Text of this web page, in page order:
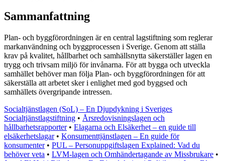
Sammanfattning
Plan- och byggförordningen är en central lagstiftning som reglerar
markanvändning och byggprocessen i Sverige. Genom att ställa
krav på kvalitet, hållbarhet och samhällsnytta säkerställer lagen en
trygg och trivsam miljö för invånarna. För att bygga och utveckla
samhället behöver man följa Plan- och byggförordningen för att
säkerställa att arbetet sker i enlighet med god byggsed och
samhällets övergripande intressen.
Socialtjänstlagen (SoL) – En Djupdykning i Sveriges
Socialtjänstlagstiftning • Årsredovisningslagen och
hållbarhetsrapporter• Elagarna och Elsäkerhet – en guide till
elsäkerhetslagar• Konsumenttjänstlagen – En guide för
konsumenter• PUL – Personuppgiftslagen Explained: Vad du
behöver veta • LVM-lagen och Omhändertagande av Missbrukare •